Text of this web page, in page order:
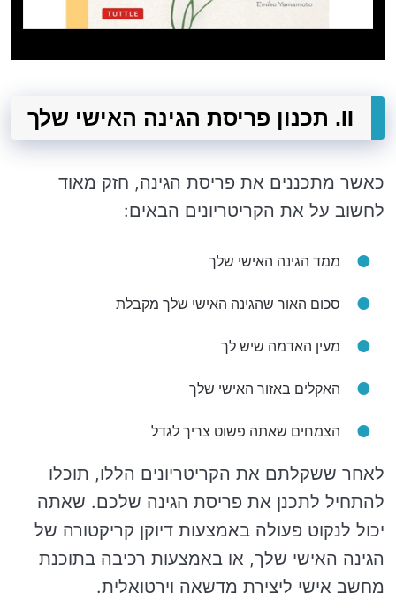
II. תכנון פריסת הגינה האישי שלך
כאשר מתכננים את פריסת הגינה, חזק מאוד
לחשוב על את הקריטריונים הבאים:
ממד הגינה האישי שלך
סכום האור שהגינה האישי שלך מקבלת
מעין האדמה שיש לך
האקלים באזור האישי שלך
הצמחים שאתה פשוט צריך לגדל
לאחר ששקלתם את הקריטריונים הללו, תוכלו
להתחיל לתכנן את פריסת הגינה שלכם. שאתה
יכול לנקוט פעולה באמצעות דיוקן קריקטורה של
הגינה האישי שלך, או באמצעות רכיבה בתוכנת
מחשב אישי ליצירת מדשאה וירטואלית.